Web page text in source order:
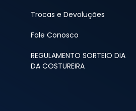
Trocas e Devoluções
Fale Conosco
REGULAMENTO SORTEIO DIA
DA COSTUREIRA